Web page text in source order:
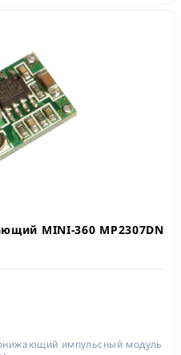
MINI-360 MP2307DN
импульсный модуль